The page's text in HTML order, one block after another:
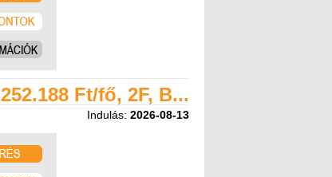
252.188 Ft/fő, 2F, B...
Indulás: 2026-08-13